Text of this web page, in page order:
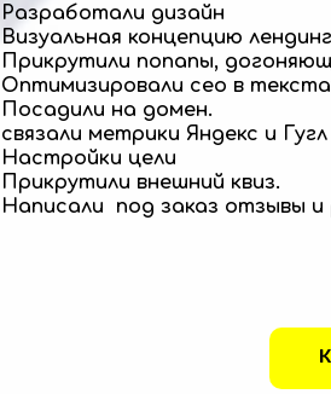
Разработали дизайн
Визуальная концепцию
Прикрутили попапы,
Оптимизировали сео в
Посадили на домен.
связали метрики Яндекс и Гугл
Настройки цели
Прикрутили внешний квиз.
Написали под заказ отзывы и